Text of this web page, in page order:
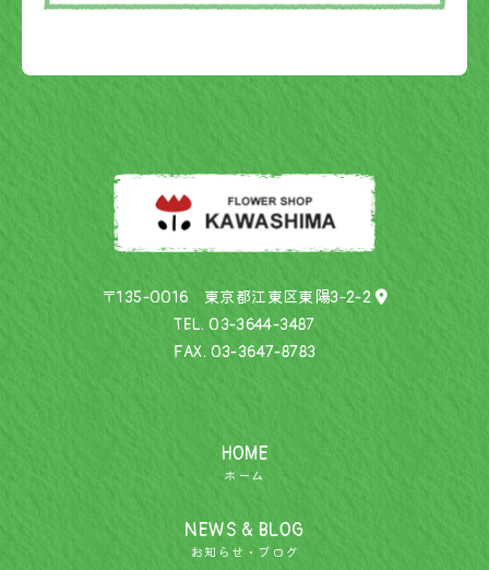
〒135-0016 東京都江東区東陽3-2-2
TEL.03-3644-3487
FAX. 03-3647-8783
HOME
ホーム
NEWS & BLOG
お知らせ・ブログ